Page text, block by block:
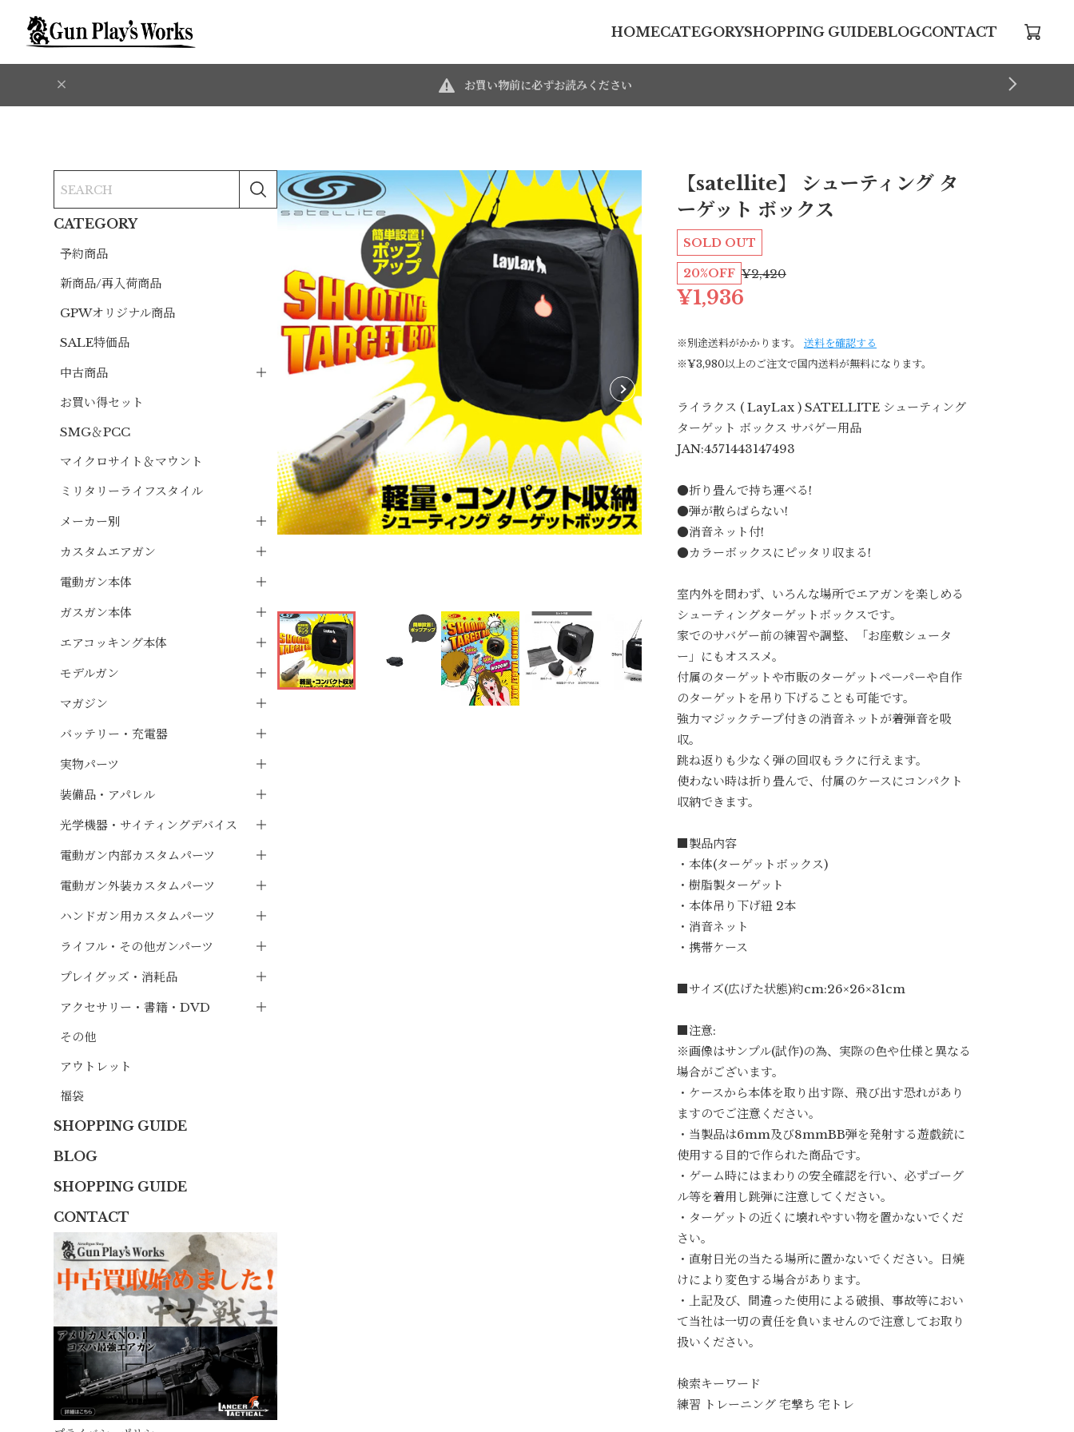
HOMECATEGORYSHOPPING GUIDEBLOGCONTACT
お買い物前に必ずお読みください
CATEGORY
予約商品
新商品/再入荷商品
GPWオリジナル商品
SALE特価品
中古商品
お買い得セット
SMG＆PCC
マイクロサイト＆マウント
ミリタリーライフスタイル
メーカー別
カスタムエアガン
電動ガン本体
ガスガン本体
エアコッキング本体
モデルガン
マガジン
バッテリー・充電器
実物パーツ
装備品・アパレル
光学機器・サイティングデバイス
電動ガン内部カスタムパーツ
電動ガン外装カスタムパーツ
ハンドガン用カスタムパーツ
ライフル・その他ガンパーツ
プレイグッズ・消耗品
アクセサリー・書籍・DVD
その他
アウトレット
福袋
SHOPPING GUIDE
BLOG
SHOPPING GUIDE
CONTACT
【satellite】 シューティング タ
ーゲット ボックス
¥2,420
20%OFF
¥1,936
SOLD OUT
※別途送料がかかります。
送料を確認する
※¥3,980以上のご注文で国内送料が無料になります。
ライラクス ( LayLax ) SATELLITE シューティング
ターゲット ボックス サバゲー用品
JAN:4571443147493
●折り畳んで持ち運べる!
●弾が散らばらない!
●消音ネット付!
●カラーボックスにピッタリ収まる!
室内外を問わず、いろんな場所でエアガンを楽しめる
シューティングターゲットボックスです。
家でのサバゲー前の練習や調整、「お座敷シュータ
ー」にもオススメ。
付属のターゲットや市販のターゲットペーパーや自作
のターゲットを吊り下げることも可能です。
強力マジックテープ付きの消音ネットが着弾音を吸
収。
跳ね返りも少なく弾の回収もラクに行えます。
使わない時は折り畳んで、付属のケースにコンパクト
収納できます。
■製品内容
・本体(ターゲットボックス)
・樹脂製ターゲット
・本体吊り下げ紐 2本
・消音ネット
・携帯ケース
■サイズ(広げた状態)約cm:26×26×31cm
■注意:
※画像はサンプル(試作)の為、実際の色や仕様と異なる
場合がございます。
・ケースから本体を取り出す際、飛び出す恐れがあり
ますのでご注意ください。
・当製品は6mm及び8mmBB弾を発射する遊戯銃に
使用する目的で作られた商品です。
・ゲーム時にはまわりの安全確認を行い、必ずゴーグ
ル等を着用し跳弾に注意してください。
・ターゲットの近くに壊れやすい物を置かないでくだ
さい。
・直射日光の当たる場所に置かないでください。日焼
けにより変色する場合があります。
・上記及び、間違った使用による破損、事故等におい
て当社は一切の責任を負いませんので注意してお取り
扱いください。
検索キーワード
練習 トレーニング 宅撃ち 宅トレ